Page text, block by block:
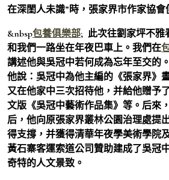
在深閨人未識”時，張家界市作家協會
&nbsp包養俱樂部; 此次往劉家坪不雅
和我們一路坐在年夜巴車上。我們在
講述他與吳冠中若何成為忘年至交的。
他說：吳冠中為他主編的《張家界》
又在他家中三次招待他，并給他贈予
文版《吳冠中藝術作品集》等。后來
后，他向原張家界叢林公園治理處提
得支撐，并獲得清華年夜學美術學院
黃石寨客運索道公司贊助建成了吳冠
奇特的人文景致。